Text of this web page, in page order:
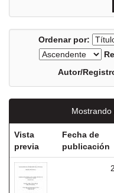
Ordenar por:
Autor/
Mostrando
Vista
previa
Fecha de
publicación